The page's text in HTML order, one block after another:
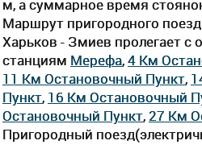
м, а суммарное время
Маршрут пригородного
Харьков - Змиев пролегает c
станциям Мерефа,4 Км
11 Км Остановочный Пункт,
Пункт, 16 Км Остановочный
Остановочный Пункт,27 Км
Пригородный